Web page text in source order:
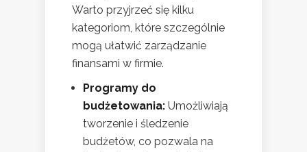
Warto przyjrzeć się kilku
kategoriom, które szczególnie
mogą ułatwić zarządzanie
finansami w firmie.
Programy do
budżetowania: Umożliwiają
tworzenie i śledzenie
budżetów, co pozwala na